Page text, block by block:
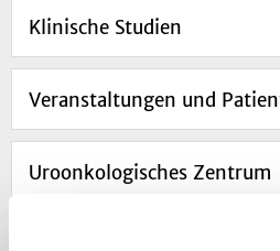
Klinische Studien
Veranstaltungen und
Uroonkologisches Zentrum